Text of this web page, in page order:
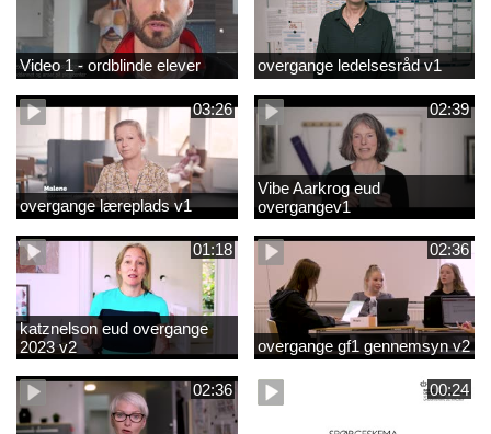
Video 1 - ordblinde elever overgange ledelsesråd v1
03:26
overgange læreplads v1
02:39
Vibe Aarkrog eud
overgangev1
01:18
katznelson eud overgange
2023 v2
02:36
overgange gf1 gennemsyn v2
02:36 00:24